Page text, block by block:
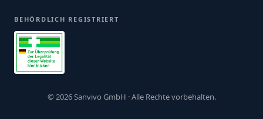
BEHÖRDLICH REGISTRIERT
© 2026 Sanvivo GmbH · Alle Rechte vorbehalten.